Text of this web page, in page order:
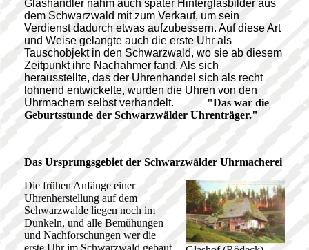
Glashändler nahm auch später Hinterglasbilder aus
dem Schwarzwald mit zum Verkauf, um sein
Verdienst dadurch etwas aufzubessern. Auf diese Art
und Weise gelangte auch die erste Uhr als
Tauschobjekt in den Schwarzwald, wo sie ab diesem
Zeitpunkt ihre Nachahmer fand. Als sich
herausstellte, das der Uhrenhandel sich als recht
lohnend entwickelte, wurden die Uhren von den
Uhrmachern selbst verhandelt. "Das war die
Geburtsstunde der Schwarzwälder Uhrenträger."
Das Ursprungsgebiet der Schwarzwälder Uhrmacherei
Die frühen Anfänge einer
Uhrenherstellung auf dem
Schwarzwalde liegen noch im
Dunkeln, und alle Bemühungen
und Nachforschungen wer die
erste Uhr im Schwarzwald gebaut